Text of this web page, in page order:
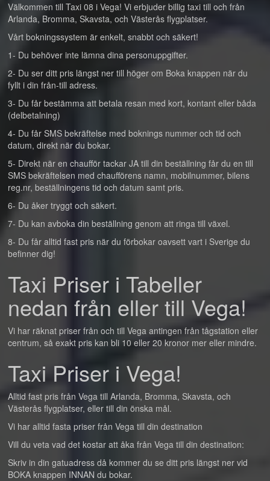
Välkommen till Taxi 08 i Vega! Vi erbjuder billig taxi till och från
Arlanda, Bromma, Skavsta, och Västerås flygplatser.
Vårt bokningssystem är enkelt, snabbt och säkert!
1- Du behöver inte lämna dina personuppgifter.
2- Du ser ditt pris längst ner till höger om Boka knappen när du
fyllt i din från-till adress.
3- Du får bestämma att betala resan med kort, kontant eller båda
(delbetalning)
4- Du får SMS bekräftelse med boknings nummer och tid och
datum, direkt när du bokar.
5- Direkt när en chaufför tackar JA till din beställning får du en till
SMS bekräftelsen med chaufförens namn, mobilnummer, bilens
reg.nr, beställningens tid och datum samt pris.
6- Du åker tryggt och säkert.
7- Du kan avboka din beställning genom att ringa till växel.
8- Du får alltid fast pris när du förbokar oavsett vart i Sverige du
befinner dig!
Taxi Priser i Tabeller
nedan från eller till Vega!
Vi har räknat priser från och till Vega antingen från tågstation eller
centrum, så exakt pris kan bli 10 eller 20 kronor mer eller mindre.
Taxi Priser i Vega!
Alltid fast pris från Vega till Arlanda, Bromma, Skavsta, och
Västerås flygplatser, eller till din önska mål.
Vi har alltid fasta priser från Vega till din destination
Vill du veta vad det kostar att åka från Vega till din destination:
Skriv in din gatuadress då kommer du se ditt pris längst ner vid
BOKA knappen INNAN du bokar.